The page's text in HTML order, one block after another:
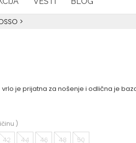
>
je prijatna za nošenje i odlična je
)
42 44 46 48 50